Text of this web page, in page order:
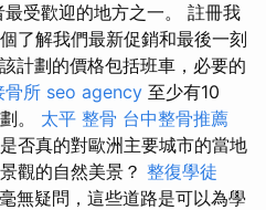
受歡迎的地方之一。 註冊我
了解我們最新促銷和最後一刻
該計劃的價格包括班車，必要的
骨所 seo agency 至少有10
。 太平 整骨 台中整骨推薦
否真的對歐洲主要城市的當地
觀的自然美景？ 整復學徒
毫無疑問，這些道路是可以為學